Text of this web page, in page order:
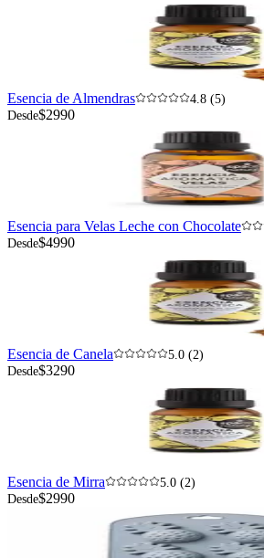
Esencia de Almendras
4.8 (5)
Desde$2990
Esencia para Velas Leche con Chocolate
Desde$4990
Esencia de Canela
5.0 (2)
Desde$3290
Esencia de Mirra
5.0 (2)
Desde$2990